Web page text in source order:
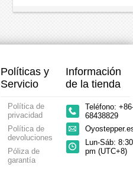
86 mm
18:1
AC
y
80 mm
Para
Paso
42 mm
Servo
2 kW
eje
de
salida
hueca
de
Políticas y
Servicio
Política de
privacidad
Política de
devoluciones
Póliza de
garantía
Información
de la tienda
Teléfono:
68438829
Lun-Sáb:
pm (UTC+8)